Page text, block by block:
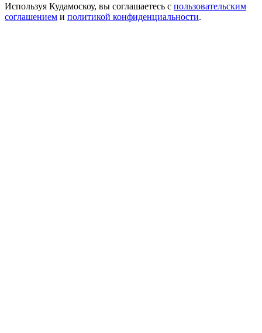
Используя Кудамоскоу, вы соглашаетесь с пользовательским
соглашением и политикой конфиденциальности.